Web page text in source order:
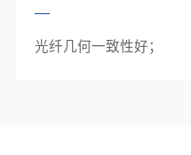
光纤几何一致性好；